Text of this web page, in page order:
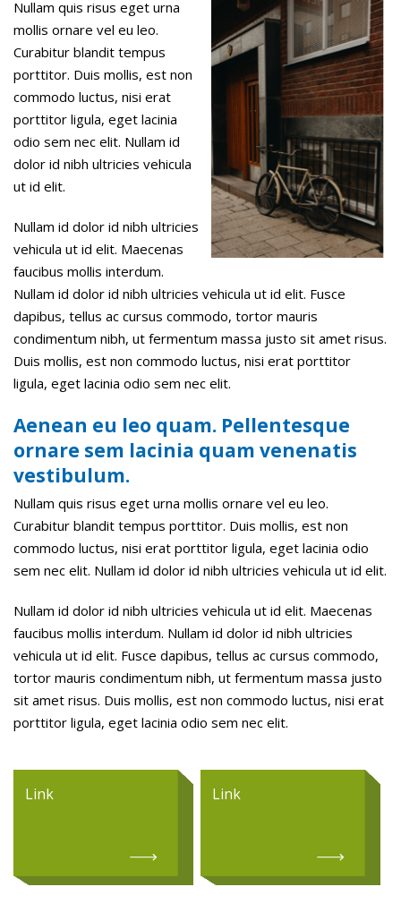
Nullam quis risus eget urna
mollis ornare vel eu leo.
Curabitur blandit tempus
porttitor. Duis mollis, est non
commodo luctus, nisi erat
porttitor ligula, eget lacinia
odio sem nec elit. Nullam id
dolor id nibh ultricies vehicula
ut id elit.
Nullam id dolor id nibh ultricies
vehicula ut id elit. Maecenas
faucibus mollis interdum.
Nullam id dolor id nibh ultricies vehicula ut id elit. Fusce
dapibus, tellus ac cursus commodo, tortor mauris
condimentum nibh, ut fermentum massa justo sit amet risus.
Duis mollis, est non commodo luctus, nisi erat porttitor
ligula, eget lacinia odio sem nec elit.
Aenean eu leo quam. Pellentesque
ornare sem lacinia quam venenatis
vestibulum.
Nullam quis risus eget urna mollis ornare vel eu leo.
Curabitur blandit tempus porttitor. Duis mollis, est non
commodo luctus, nisi erat porttitor ligula, eget lacinia odio
sem nec elit. Nullam id dolor id nibh ultricies vehicula ut id elit.
Nullam id dolor id nibh ultricies vehicula ut id elit. Maecenas
faucibus mollis interdum. Nullam id dolor id nibh ultricies
vehicula ut id elit. Fusce dapibus, tellus ac cursus commodo,
tortor mauris condimentum nibh, ut fermentum massa justo
sit amet risus. Duis mollis, est non commodo luctus, nisi erat
porttitor ligula, eget lacinia odio sem nec elit.
Link Link